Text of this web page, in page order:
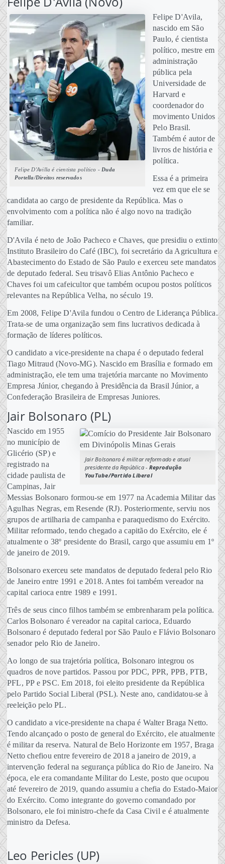
Felipe D'Avilla é cientista político - Duda
Portella/Direitos reservados
Felipe D'Avila,
nascido em São
Paulo, é cientista
político, mestre em
administração
pública pela
Universidade de
Harvard e
coordenador do
movimento Unidos
Pelo Brasil.
Também é autor de
livros de história e
política.
Essa é a primeira
vez em que ele se
candidata ao cargo de presidente da República. Mas o
envolvimento com a política não é algo novo na tradição
familiar.
D'Avila é neto de João Pacheco e Chaves, que presidiu o extinto
Instituto Brasileiro do Café (IBC), foi secretário da Agricultura e
Abastecimento do Estado de São Paulo e exerceu sete mandatos
de deputado federal. Seu trisavô Elias Antônio Pacheco e
Chaves foi um cafeicultor que também ocupou postos políticos
relevantes na República Velha, no século 19.
Em 2008, Felipe D'Avila fundou o Centro de Liderança Pública.
Trata-se de uma organização sem fins lucrativos dedicada à
formação de líderes políticos.
O candidato a vice-presidente na chapa é o deputado federal
Tiago Mitraud (Novo-MG). Nascido em Brasília e formado em
administração, ele tem uma trajetória marcante no Movimento
Empresa Júnior, chegando à Presidência da Brasil Júnior, a
Confederação Brasileira de Empresas Juniores.
Jair Bolsonaro (PL)
Jair Bolsonaro é militar reformado e atual
presidente da República - Reprodução
YouTube/Partido Liberal
Nascido em 1955
no município de
Glicério (SP) e
registrado na
cidade paulista de
Campinas, Jair
Messias Bolsonaro formou-se em 1977 na Academia Militar das
Agulhas Negras, em Resende (RJ). Posteriormente, serviu nos
grupos de artilharia de campanha e paraquedismo do Exército.
Militar reformado, tendo chegado a capitão do Exército, ele é
atualmente o 38º presidente do Brasil, cargo que assumiu em 1º
de janeiro de 2019.
Bolsonaro exerceu sete mandatos de deputado federal pelo Rio
de Janeiro entre 1991 e 2018. Antes foi também vereador na
capital carioca entre 1989 e 1991.
Três de seus cinco filhos também se embrenharam pela política.
Carlos Bolsonaro é vereador na capital carioca, Eduardo
Bolsonaro é deputado federal por São Paulo e Flávio Bolsonaro
senador pelo Rio de Janeiro.
Ao longo de sua trajetória política, Bolsonaro integrou os
quadros de nove partidos. Passou por PDC, PPR, PPB, PTB,
PFL, PP e PSC. Em 2018, foi eleito presidente da República
pelo Partido Social Liberal (PSL). Neste ano, candidatou-se à
reeleição pelo PL.
O candidato a vice-presidente na chapa é Walter Braga Netto.
Tendo alcançado o posto de general do Exército, ele atualmente
é militar da reserva. Natural de Belo Horizonte em 1957, Braga
Netto chefiou entre fevereiro de 2018 a janeiro de 2019, a
intervenção federal na segurança pública do Rio de Janeiro. Na
época, ele era comandante Militar do Leste, posto que ocupou
até fevereiro de 2019, quando assumiu a chefia do Estado-Maior
do Exército. Como integrante do governo comandado por
Bolsonaro, ele foi ministro-chefe da Casa Civil e é atualmente
ministro da Defesa.
Leo Pericles (UP)